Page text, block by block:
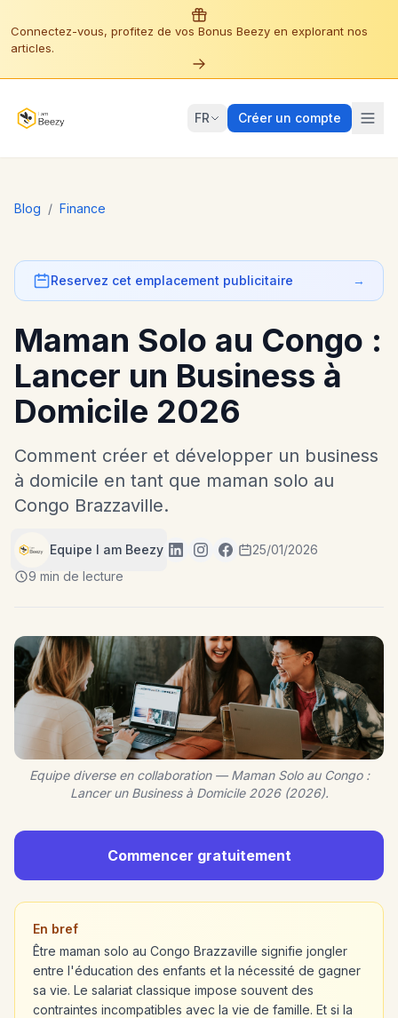
Connectez-vous, profitez de vos Bonus Beezy en explorant nos
articles.
FR Créer un compte
Blog / Finance
Reservez cet emplacement publicitaire →
Maman Solo au Congo :
Lancer un Business à
Domicile 2026
Comment créer et développer un business
à domicile en tant que maman solo au
Congo Brazzaville.
Equipe I am Beezy
25/01/2026
9 min de lecture
Equipe diverse en collaboration — Maman Solo au Congo :
Lancer un Business à Domicile 2026 (2026).
Commencer gratuitement
En bref
Être maman solo au Congo Brazzaville signifie jongler
entre l'éducation des enfants et la nécessité de gagner
sa vie. Le salariat classique impose souvent des
contraintes incompatibles avec la vie de famille. Et si la